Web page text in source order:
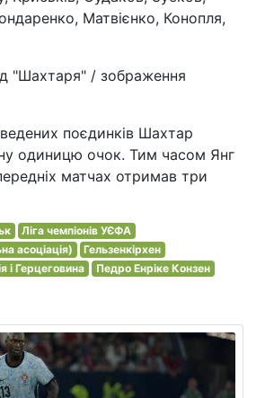
Матвієнко, Конопля,
"Шахтаря" / зображення
поєдинків Шахтар
одиницю очок. Тим часом Янг
матчах отримав три
Ліга чемпіонів УЄФА
асоціація)
Гельзенкірхен
і Герцеговина Педро Енріке Конзен